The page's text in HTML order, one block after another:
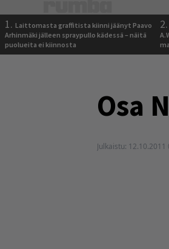
1. Laittomasta graffitista kiinni jäänyt Paavo
Arhinmäki jälleen spraypullo kädessä – näitä
puolueita ei kiinnosta
2.
Osa
Julkaistu: 12.10.2011